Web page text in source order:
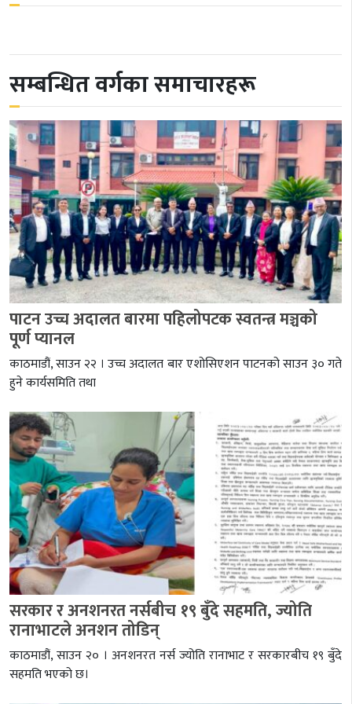
सम्बन्धित वर्गका समाचारहरू
पाटन उच्च अदालत बारमा पहिलोपटक स्वतन्त्र मञ्चको
पूर्ण प्यानल
काठमाडौं, साउन २२ । उच्च अदालत बार एशोसिएशन पाटनको साउन ३० गते
हुने कार्यसमिति तथा
सरकार र अनशनरत नर्सबीच १९ बुँदे सहमति, ज्योति
रानाभाटले अनशन तोडिन्
काठमाडौं, साउन २० । अनशनरत नर्स ज्योति रानाभाट र सरकारबीच १९ बुँदे
सहमति भएको छ।